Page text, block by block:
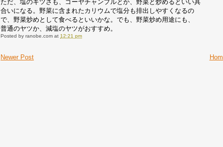
ただ、塩のキツさも、ゴーヤチャンプルとか、野菜と炒めるといい具
合いになる。野菜に含まれたカリウムで塩分も排出しやすくなるの
で、野菜炒めとして食べるといいかな。でも、野菜炒め用途にも、
普通のヤツか、減塩のヤツがおすすめ。
Posted byranobe.com at 12:21 pm
Newer Post